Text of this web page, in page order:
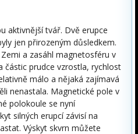
aktivnější tvář. Dvě erupce
jen přirozeným důsledkem.
a zasáhl magnetosféru v
částic prudce vzrostla, rychlost
málo a nějaká zajímavá
nenastala. Magnetické pole v
polokoule se nyní
silných erupcí závisí na
Výskyt skvrn můžete